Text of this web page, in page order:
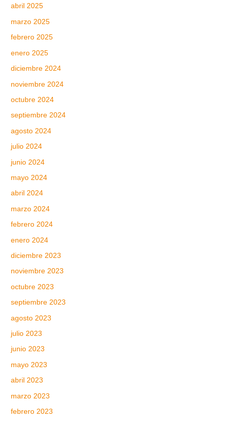
abril 2025
marzo 2025
febrero 2025
enero 2025
diciembre 2024
noviembre 2024
octubre 2024
septiembre 2024
agosto 2024
julio 2024
junio 2024
mayo 2024
abril 2024
marzo 2024
febrero 2024
enero 2024
diciembre 2023
noviembre 2023
octubre 2023
septiembre 2023
agosto 2023
julio 2023
junio 2023
mayo 2023
abril 2023
marzo 2023
febrero 2023